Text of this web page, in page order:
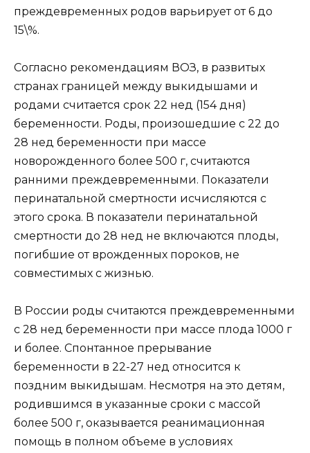
преждевременных родов варьирует от 6 до
15\%.
Согласно рекомендациям ВОЗ, в развитых
странах границей между выкидышами и
родами считается срок 22 нед (154 дня)
беременности. Роды, произошедшие с 22 до
28 нед беременности при массе
новорожденного более 500 г, считаются
ранними преждевременными. Показатели
перинатальной смертности исчисляются с
этого срока. В показатели перинатальной
смертности до 28 нед не включаются плоды,
погибшие от врожденных пороков, не
совместимых с жизнью.
В России роды считаются преждевременными
с 28 нед беременности при массе плода 1000 г
и более. Спонтанное прерывание
беременности в 22-27 нед относится к
поздним выкидышам. Несмотря на это детям,
родившимся в указанные сроки с массой
более 500 г, оказывается реанимационная
помощь в полном объеме в условиях